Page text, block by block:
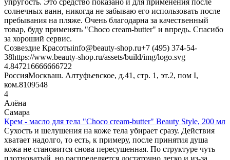
солнечных ванн, никогда не забываю его использовать после
пребывания на пляже. Очень благодарна за качественный
товар, буду применять "Choco cream-butter" и впредь. Спасибо
за хороший сервис.
Созвездие Красотыinfo@beauty-shop.ru+7 (495) 374-54-
38https://www.beauty-shop.ru/assets/build/img/logo.svg
4.847216666666722
РоссияМоскваш. Алтуфьевское, д.41, стр. 1, эт.2, пом I,
ком.8109548
4
Алёна
Самара
Крем - масло для тела "Choco cream-butter" Beauty Style, 200 мл
Сухость и шелушения на коже тела убирает сразу. Действия
хватает надолго, то есть, к примеру, после принятия душа
кожа не становится снова пересушенная. По структуре чуть
плотноватый, но распределяется достаточно легко и из-за